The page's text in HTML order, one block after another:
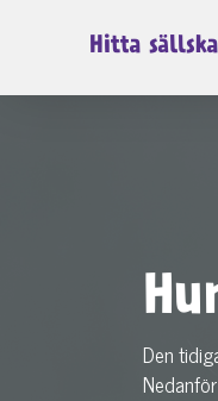
Hitta
Den